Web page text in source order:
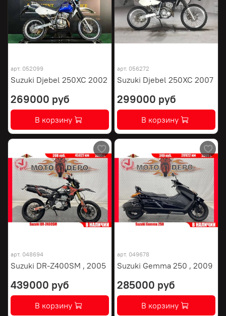
арт. 052099
Suzuki Djebel 250XC 2002
269000 руб
В корзину
арт. 056272
Suzuki Djebel 250XC 2007
299000 руб
В корзину
арт. 048694
Suzuki DR-Z400SM , 2005
439000 руб
В корзину
арт. 049678
Suzuki Gemma 250 , 2009
285000 руб
В корзину